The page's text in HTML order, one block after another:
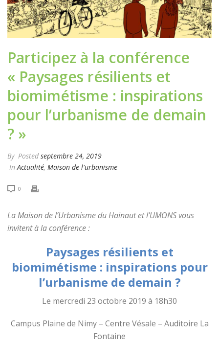
Participez à la conférence
« Paysages résilients et
biomimétisme : inspirations
pour l’urbanisme de demain
? »
By Posted septembre 24, 2019
InActualité, Maison de l'urbanisme
0
La Maison de l’Urbanisme du Hainaut et l’UMONS vous
invitent à la conférence :
Paysages résilients et
biomimétisme : inspirations pour
l’urbanisme de demain ?
Le mercredi 23 octobre 2019 à 18h30
Campus Plaine de Nimy – Centre Vésale – Auditoire La
Fontaine